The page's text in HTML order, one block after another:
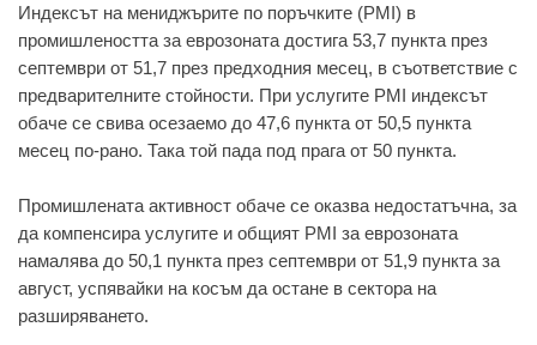
Индексът на мениджърите по поръчките (PMI) в
промишлеността за еврозоната достига 53,7 пункта през
септември от 51,7 през предходния месец, в съответствие с
предварителните стойности. При услугите PMI индексът
обаче се свива осезаемо до 47,6 пункта от 50,5 пункта
месец по-рано. Така той пада под прага от 50 пункта.
Промишлената активност обаче се оказва недостатъчна, за
да компенсира услугите и общият PMI за еврозоната
намалява до 50,1 пункта през септември от 51,9 пункта за
август, успявайки на косъм да остане в сектора на
разширяването.